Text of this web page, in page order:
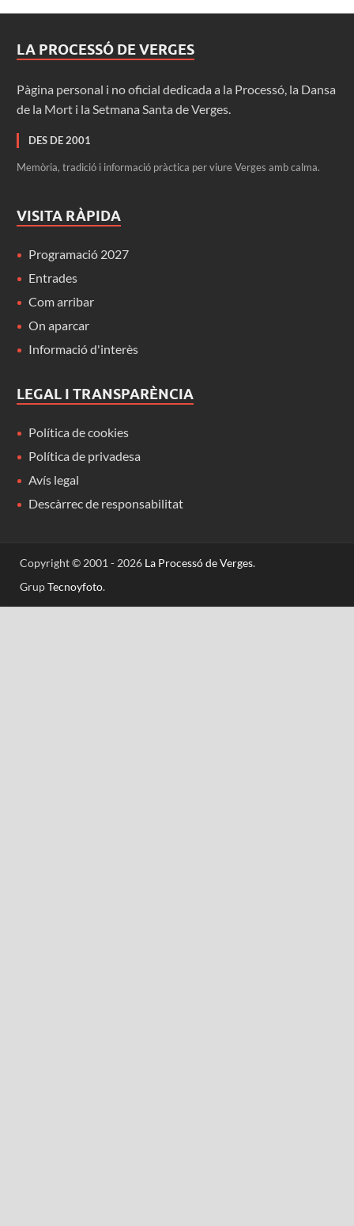
LA PROCESSÓ DE VERGES
Pàgina personal i no oficial dedicada a la Processó, la Dansa
de la Mort i la Setmana Santa de Verges.
DES DE 2001
Memòria, tradició i informació pràctica per viure Verges amb calma.
VISITA RÀPIDA
Programació 2027
Entrades
Com arribar
On aparcar
Informació d'interès
LEGAL I TRANSPARÈNCIA
Política de cookies
Política de privadesa
Avís legal
Descàrrec de responsabilitat
Copyright © 2001 - 2026 La Processó de Verges.
GrupTecnoyfoto.